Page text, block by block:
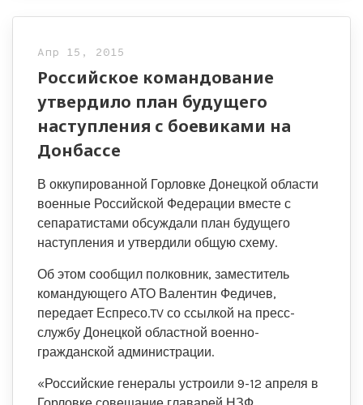
Апр 15, 2015
Российское командование
утвердило план будущего
наступления с боевиками на
Донбассе
В оккупированной Горловке Донецкой области
военные Российской Федерации вместе с
сепаратистами обсуждали план будущего
наступления и утвердили общую схему.
Об этом сообщил полковник, заместитель
командующего АТО Валентин Федичев,
передает Еспресо.TV со ссылкой на пресс-
службу Донецкой областной военно-
гражданской администрации.
«Российские генералы устроили 9-12 апреля в